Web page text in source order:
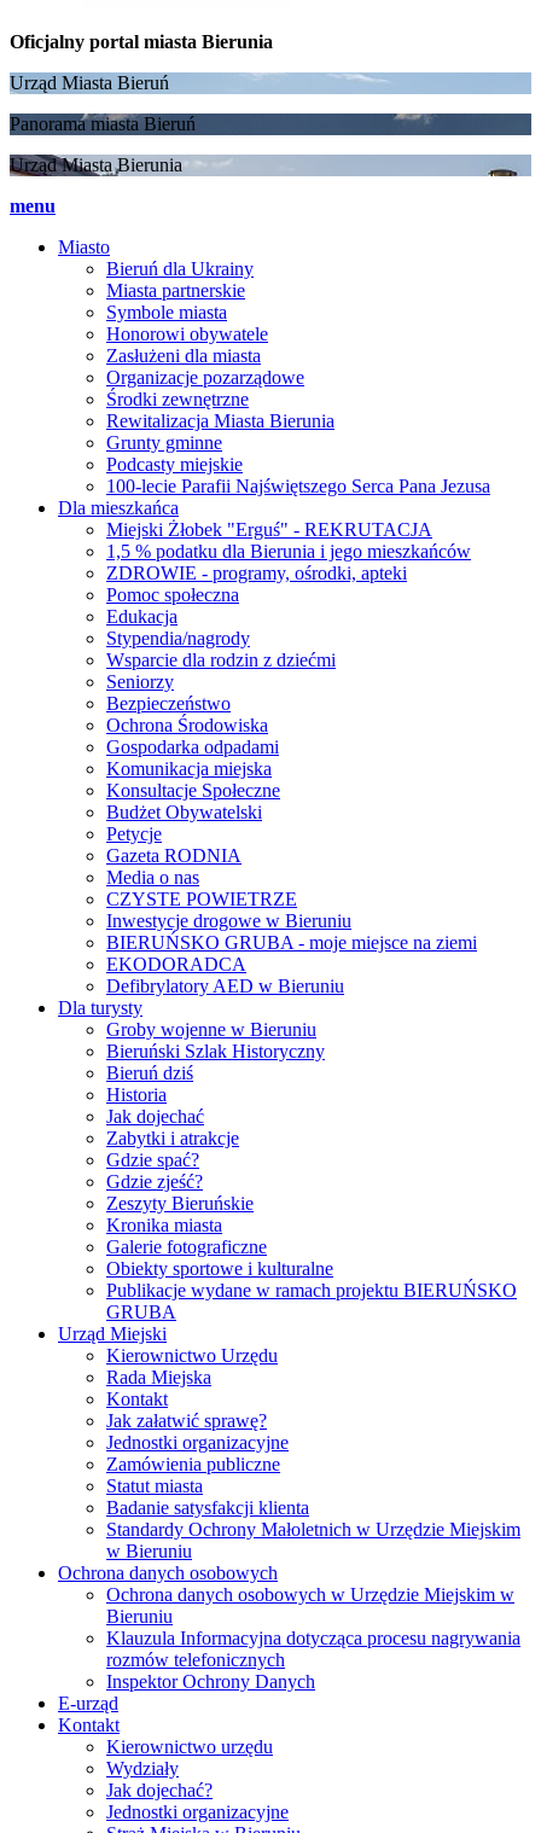
Oficjalny portal miasta Bierunia
Urząd Miasta Bieruń
Panorama miasta Bieruń
Urząd Miasta Bierunia
menu
Miasto
Bieruń dla Ukrainy
Miasta partnerskie
Symbole miasta
Honorowi obywatele
Zasłużeni dla miasta
Organizacje pozarządowe
Środki zewnętrzne
Rewitalizacja Miasta Bierunia
Grunty gminne
Podcasty miejskie
100-lecie Parafii Najświętszego Serca Pana Jezusa
Dla mieszkańca
Miejski Żłobek "Erguś" - REKRUTACJA
1,5 % podatku dla Bierunia i jego mieszkańców
ZDROWIE - programy, ośrodki, apteki
Pomoc społeczna
Edukacja
Stypendia/nagrody
Wsparcie dla rodzin z dziećmi
Seniorzy
Bezpieczeństwo
Ochrona Środowiska
Gospodarka odpadami
Komunikacja miejska
Konsultacje Społeczne
Budżet Obywatelski
Petycje
Gazeta RODNIA
Media o nas
CZYSTE POWIETRZE
Inwestycje drogowe w Bieruniu
BIERUŃSKO GRUBA - moje miejsce na ziemi
EKODORADCA
Defibrylatory AED w Bieruniu
Dla turysty
Groby wojenne w Bieruniu
Bieruński Szlak Historyczny
Bieruń dziś
Historia
Jak dojechać
Zabytki i atrakcje
Gdzie spać?
Gdzie zjeść?
Zeszyty Bieruńskie
Kronika miasta
Galerie fotograficzne
Obiekty sportowe i kulturalne
Publikacje wydane w ramach projektu BIERUŃSKO
GRUBA
Urząd Miejski
Kierownictwo Urzędu
Rada Miejska
Kontakt
Jak załatwić sprawę?
Jednostki organizacyjne
Zamówienia publiczne
Statut miasta
Badanie satysfakcji klienta
Standardy Ochrony Małoletnich w Urzędzie Miejskim
w Bieruniu
Ochrona danych osobowych
Ochrona danych osobowych w Urzędzie Miejskim w
Bieruniu
Klauzula Informacyjna dotycząca procesu nagrywania
rozmów telefonicznych
Inspektor Ochrony Danych
E-urząd
Kontakt
Kierownictwo urzędu
Wydziały
Jak dojechać?
Jednostki organizacyjne